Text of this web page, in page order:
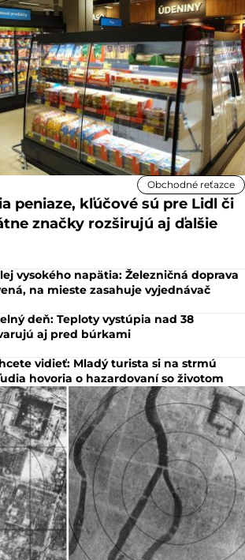
Obchodné reťazce
peniaze, kľúčové sú pre Lidl či
značky rozširujú aj ďalšie
vysokého napätia: Železničná doprava
na mieste zasahuje vyjednávač
deň: Teploty vystúpia nad 38
aj pred búrkami
vidieť: Mladý turista si na strmú
hovoria o hazardovaní so životom